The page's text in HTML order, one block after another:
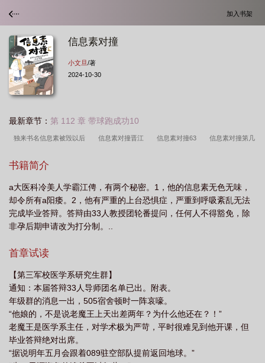
加入书架
信息素对撞
小文旦/著
2024-10-30
最新章节： 第 112 章 带球跑成功10
独来书名信息素被毁以后 信息素对撞晋江 信息素对撞63 信息素对撞第几
番外 信息素对撞by小文旦txt
度 信息素对撞TXT 信息素对撞番外TXT 信息素对撞txt百度资源 信息素
对撞车 信息素被毁以后 信息素对撞全文免费阅读 信息素对撞TXT百
度 信息素对撞txt百度ai 信息素对撞讲的什么
息素对撞免费阅读百度
撞by小文旦讲的什么 信息素对撞好看吗
免费百度 信息素的搭配 信息素爆发 信息素对应什么
接 信息素骗局 信息素对撞小文旦21 信息素对撞txt小文旦 信息素对撞
在线阅读 信息素对撞晋江文学城 信息素对撞免费阅读笔趣阁 信息素对撞全
文txt 信息素对撞推文
读 信息素对撞百度 信息素对撞有车吗
书籍简介
a大医科冷美人学霸江俜，有两个秘密。1，他的信息素无色无味，
却令所有a阳痿。2，他有严重的上台恐惧症，严重到呼吸紊乱无法
完成毕业答辩。答辩由33人教授团轮番提问，任何人不得豁免，除
非孕后期申请改为打分制。..
首章试读
【第三军校医学系研究生群】
通知：本届答辩33人导师团名单已出。附表。
年级群的消息一出，505宿舍顿时一阵哀嚎。
“他娘的，不是说老魔王上天出差两年？为什么他还在？！”
老魔王是医学系主任，对学术极为严苛，平时很难见到他开课，但
毕业答辩绝对出席。
“据说明年五月会跟着089驻空部队提前返回地球。”